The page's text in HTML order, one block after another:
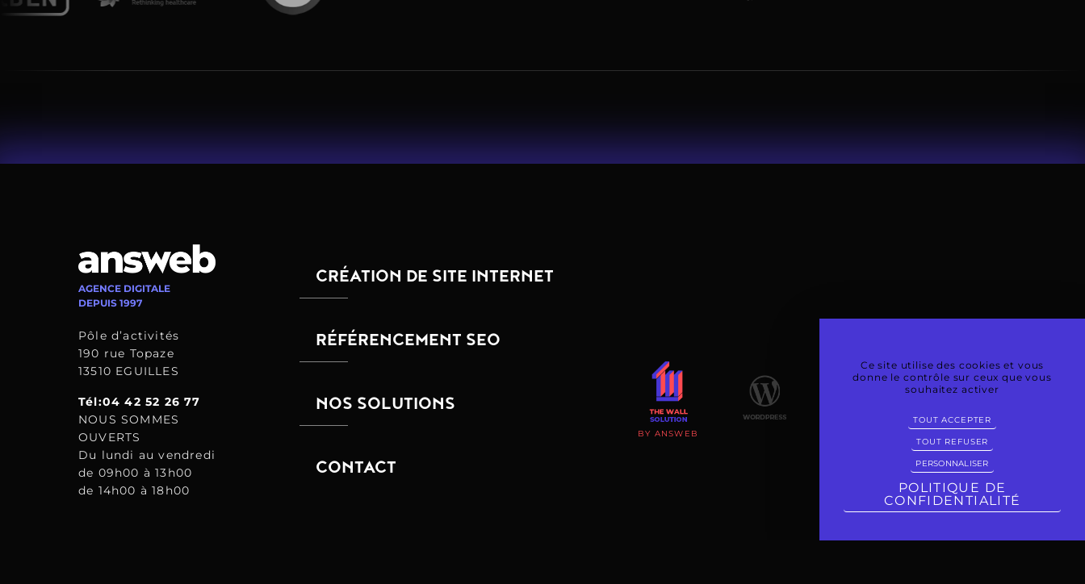
AGENCE DIGITALE
DEPUIS 1997
Pôle d’activités
190 rue Topaze
13510 EGUILLES
Tél:04 42 52 26 77
NOUS SOMMES
OUVERTS
Du lundi au vendredi
de 09h00 à 13h00
de 14h00 à 18h00
CRÉATION DE SITE INTERNET
RÉFÉRENCEMENT SEO
NOS SOLUTIONS
CONTACT
BY ANSWEB
Ce site utilise des cookies et vous
donne le contrôle sur ceux que vous
souhaitez activer
TOUT ACCEPTER
TOUT REFUSER
PERSONNALISER
POLITIQUE DE
CONFIDENTIALITÉ